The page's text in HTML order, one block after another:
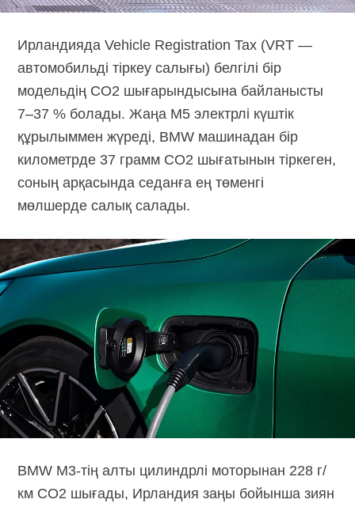
Ирландияда Vehicle Registration Tax (VRT —
автомобильді тіркеу салығы) белгілі бір
модельдің CO2 шығарындысына байланысты
7–37 % болады. Жаңа M5 электрлі күштік
құрылыммен жүреді, BMW машинадан бір
километрде 37 грамм СО2 шығатынын тіркеген,
соның арқасында седанға ең төменгі
мөлшерде салық салады.
BMW M3-тің алты цилиндрлі моторынан 228 г/
км CO2 шығады, Ирландия заңы бойынша зиян